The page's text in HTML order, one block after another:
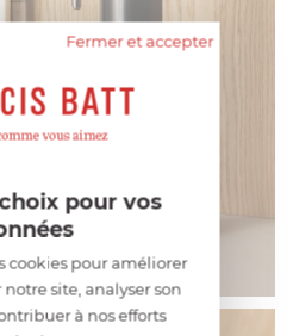
Fermer et accepter
pour vos
cookies pour améliorer
site, analyser son
à nos efforts